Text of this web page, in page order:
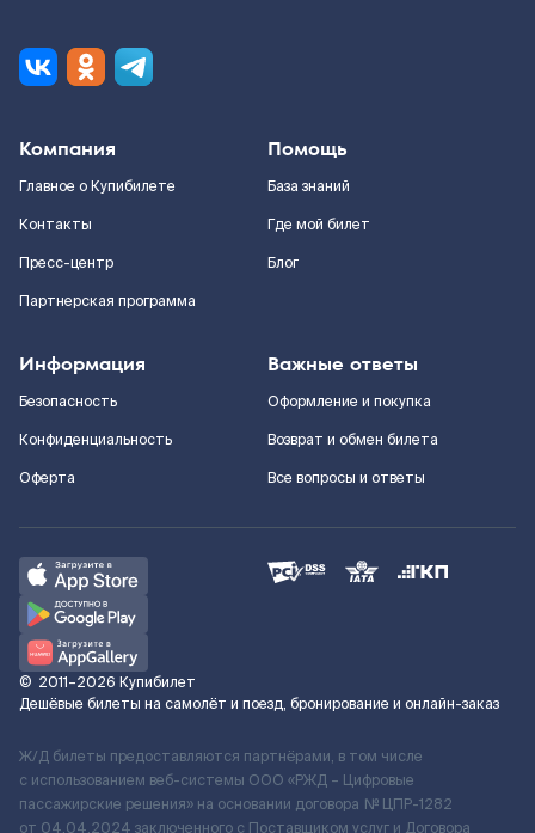
Компания
Главное о Купибилете
Контакты
Пресс-центр
Партнерская программа
Помощь
База знаний
Где мой билет
Блог
Информация
Безопасность
Конфиденциальность
Оферта
Важные ответы
Оформление и покупка
Возврат и обмен билета
Все вопросы и ответы
© 2011–2026 Купибилет
Дешёвые билеты на самолёт и поезд, бронирование и онлайн-заказ
Ж/Д билеты предоставляются партнёрами, в том числе
с использованием веб-системы ООО «РЖД – Цифровые
пассажирские решения» на основании договора № ЦПР-1282
от 04.04.2024 заключенного с Поставщиком услуг и Договора